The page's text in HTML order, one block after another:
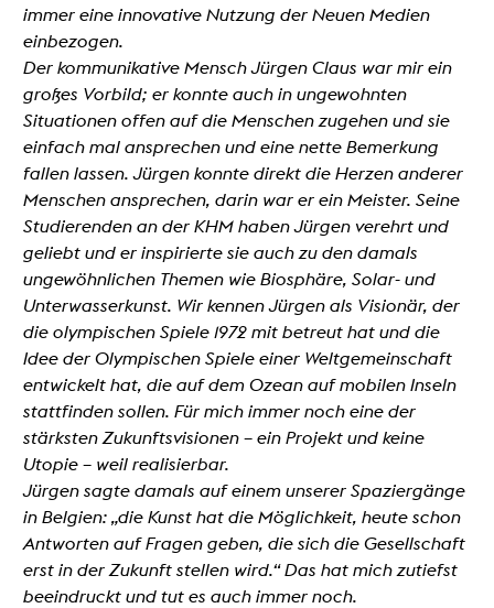
immer eine innovative Nutzung der Neuen Medien
einbezogen.
Der kommunikative Mensch Jürgen Claus war mir ein
großes Vorbild; er konnte auch in ungewohnten
Situationen offen auf die Menschen zugehen und sie
einfach mal ansprechen und eine nette Bemerkung
fallen lassen. Jürgen konnte direkt die Herzen anderer
Menschen ansprechen, darin war er ein Meister. Seine
Studierenden an der KHM haben Jürgen verehrt und
geliebt und er inspirierte sie auch zu den damals
ungewöhnlichen Themen wie Biosphäre, Solar- und
Unterwasserkunst. Wir kennen Jürgen als Visionär, der
die olympischen Spiele 1972 mit betreut hat und die
Idee der Olympischen Spiele einer Weltgemeinschaft
entwickelt hat, die auf dem Ozean auf mobilen Inseln
stattfinden sollen. Für mich immer noch eine der
stärksten Zukunftsvisionen – ein Projekt und keine
Utopie – weil realisierbar.
Jürgen sagte damals auf einem unserer Spaziergänge
in Belgien: „die Kunst hat die Möglichkeit, heute schon
Antworten auf Fragen geben, die sich die Gesellschaft
erst in der Zukunft stellen wird.“ Das hat mich zutiefst
beeindruckt und tut es auch immer noch.